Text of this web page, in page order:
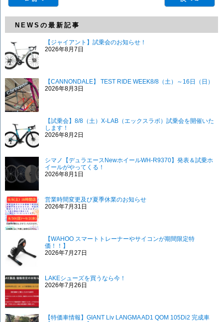
NEWSの最新記事
【ジャイアント】試乗会のお知らせ！
2026年8月7日
【CANNONDALE】 TEST RIDE WEEK8/8（土）～16日（日）
2026年8月3日
【試乗会】8/8（土）X-LAB（エックスラボ）試乗会を開催いた
します！
2026年8月2日
シマノ【デュラエースNewホイールWH-R9370】発表＆試乗ホ
イールがやってくる！
2026年8月1日
営業時間変更及び夏季休業のお知らせ
2026年7月31日
【WAHOO スマートトレーナーやサイコンが期間限定特
価！！】
2026年7月27日
LAKEシューズを買うなら今！
2026年7月26日
【特価車情報】GIANT Liv LANGMA AD1 QOM 105Di2 完成車